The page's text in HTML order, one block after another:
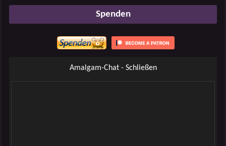
Spenden
Amalgam-Chat - Schließen